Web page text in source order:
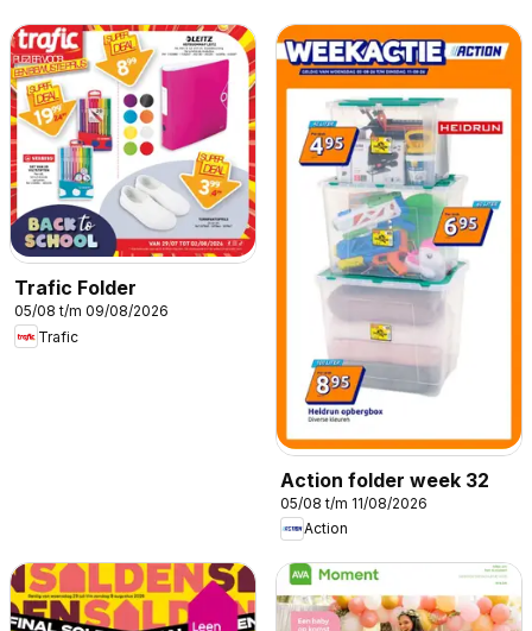
Trafic Folder
05/08 t/m 09/08/2026
Trafic
Action folder week 32
05/08 t/m 11/08/2026
Action